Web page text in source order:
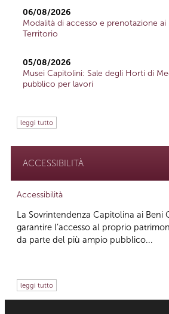
06/08/2026
Modalità di accesso e prenotazione
Territorio
05/08/2026
Musei Capitolini: Sale degli Horti di
pubblico per lavori
leggi tutto
ACCESSIBILITÀ
Accessibilità
La Sovrintendenza Capitolina ai Beni
garantire l’accesso al proprio
da parte del più ampio pubblico...
leggi tutto